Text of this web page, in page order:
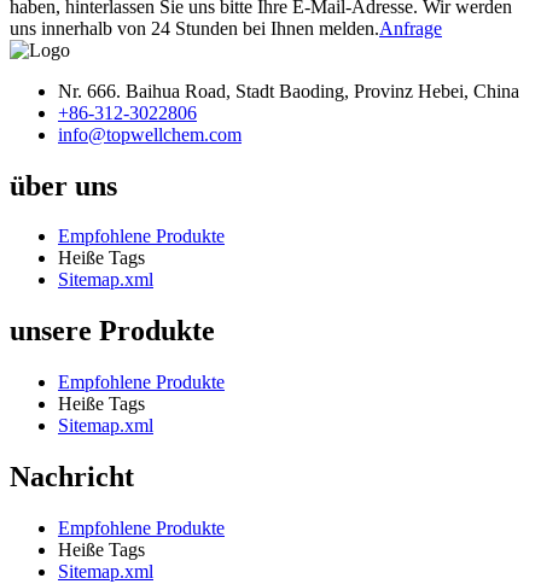
haben, hinterlassen Sie uns bitte Ihre E-Mail-Adresse. Wir werden
uns innerhalb von 24 Stunden bei Ihnen melden.Anfrage
Nr. 666. Baihua Road, Stadt Baoding, Provinz Hebei, China
+86-312-3022806
info@topwellchem.com
über uns
Empfohlene Produkte
Heiße Tags
Sitemap.xml
unsere Produkte
Empfohlene Produkte
Heiße Tags
Sitemap.xml
Nachricht
Empfohlene Produkte
Heiße Tags
Sitemap.xml